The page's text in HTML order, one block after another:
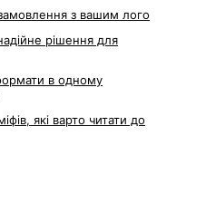
з вашим лого
рішення для
в одному
які варто читати до